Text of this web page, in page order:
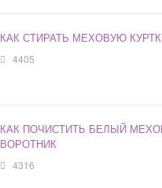
КАК СТИРАТЬ МЕХОВУЮ
4405
КАК ПОЧИСТИТЬ БЕЛЫЙ
ВОРОТНИК
4316